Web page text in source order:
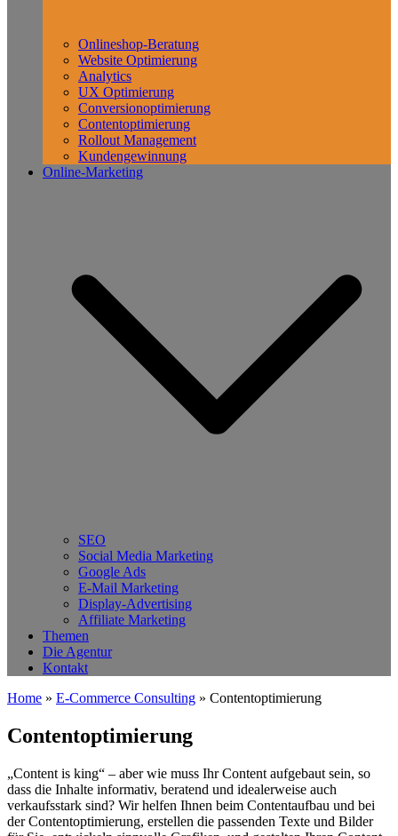
Onlineshop-Beratung
Website Optimierung
Analytics
UX Optimierung
Conversionoptimierung
Contentoptimierung
Rollout Management
Kundengewinnung
Online-Marketing
SEO
Social Media Marketing
Google Ads
E-Mail Marketing
Display-Advertising
Affiliate Marketing
Themen
Die Agentur
Kontakt
Home » E-Commerce Consulting » Contentoptimierung
Contentoptimierung
„Content is king“ – aber wie muss Ihr Content aufgebaut sein, so
dass die Inhalte informativ, beratend und idealerweise auch
verkaufsstark sind? Wir helfen Ihnen beim Contentaufbau und bei
der Contentoptimierung, erstellen die passenden Texte und Bilder